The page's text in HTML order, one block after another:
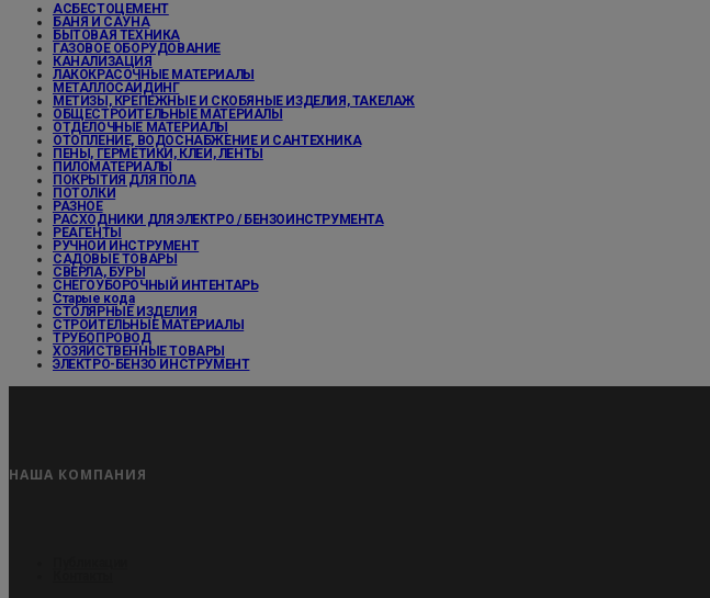
АСБЕСТОЦЕМЕНТ
БАНЯ И САУНА
БЫТОВАЯ ТЕХНИКА
ГАЗОВОЕ ОБОРУДОВАНИЕ
КАНАЛИЗАЦИЯ
ЛАКОКРАСОЧНЫЕ МАТЕРИАЛЫ
МЕТАЛЛОСАЙДИНГ
МЕТИЗЫ, КРЕПЕЖНЫЕ И СКОБЯНЫЕ ИЗДЕЛИЯ, ТАКЕЛАЖ
ОБЩЕСТРОИТЕЛЬНЫЕ МАТЕРИАЛЫ
ОТДЕЛОЧНЫЕ МАТЕРИАЛЫ
ОТОПЛЕНИЕ, ВОДОСНАБЖЕНИЕ И САНТЕХНИКА
ПЕНЫ, ГЕРМЕТИКИ, КЛЕИ, ЛЕНТЫ
ПИЛОМАТЕРИАЛЫ
ПОКРЫТИЯ ДЛЯ ПОЛА
ПОТОЛКИ
РАЗНОЕ
РАСХОДНИКИ ДЛЯ ЭЛЕКТРО / БЕНЗОИНСТРУМЕНТА
РЕАГЕНТЫ
РУЧНОЙ ИНСТРУМЕНТ
САДОВЫЕ ТОВАРЫ
СВЕРЛА, БУРЫ
СНЕГОУБОРОЧНЫЙ ИНТЕНТАРЬ
Старые кода
СТОЛЯРНЫЕ ИЗДЕЛИЯ
СТРОИТЕЛЬНЫЕ МАТЕРИАЛЫ
ТРУБОПРОВОД
ХОЗЯЙСТВЕННЫЕ ТОВАРЫ
ЭЛЕКТРО-БЕНЗО ИНСТРУМЕНТ
НАША КОМПАНИЯ